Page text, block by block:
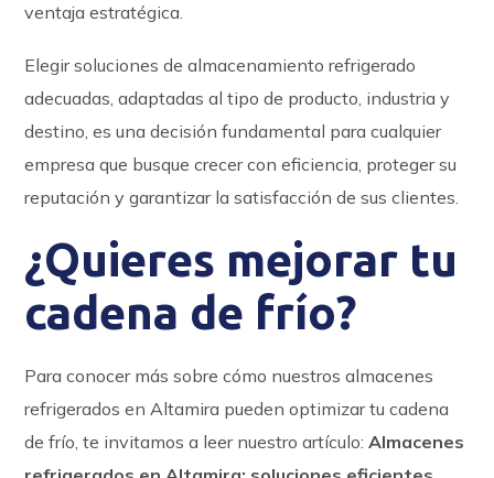
ventaja estratégica.
Elegir soluciones de almacenamiento refrigerado
adecuadas, adaptadas al tipo de producto, industria y
destino, es una decisión fundamental para cualquier
empresa que busque crecer con eficiencia, proteger su
reputación y garantizar la satisfacción de sus clientes.
¿Quieres mejorar tu
cadena de frío?
Para conocer más sobre cómo nuestros almacenes
refrigerados en Altamira pueden optimizar tu cadena
de frío, te invitamos a leer nuestro artículo:Almacenes